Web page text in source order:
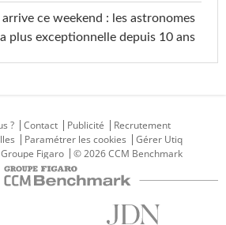
ce weekend : les astronomes
plus exceptionnelle depuis 10 ans
?
Contact Publicité
Recrutement
Paramétrer les cookies
Gérer Utiq
Groupe Figaro © 2026 CCM Benchmark